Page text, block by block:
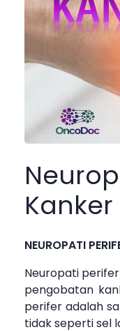
Kanker
NEUROPATI
Neuropati
pengobatan
perifer adalah
tidak seperti sel